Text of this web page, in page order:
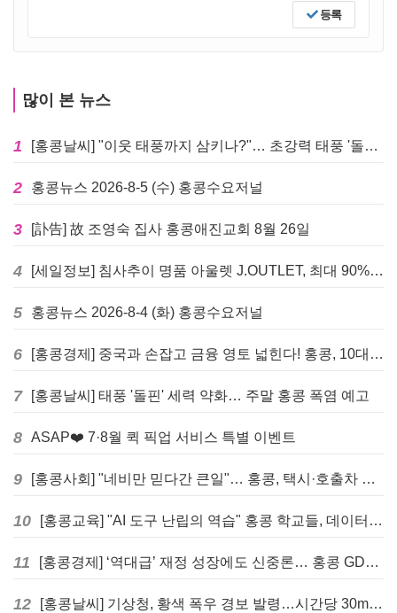
등록
많이 본 뉴스
1 [홍콩날씨] "이웃 태풍까지 삼키나?"… 초강력 태풍 '돌핀' 세력 재확장
2 홍콩뉴스 2026-8-5 (수) 홍콩수요저널
3 [訃告] 故 조영숙 집사 홍콩애진교회 8월 26일
4 [세일정보] 침사추이 명품 아울렛 J.OUTLET, 최대 90% 빅 세일 진행
5 홍콩뉴스 2026-8-4 (화) 홍콩수요저널
6 [홍콩경제] 중국과 손잡고 금융 영토 넓힌다! 홍콩, 10대 신규 정책 발표
7 [홍콩날씨] 태풍 '돌핀' 세력 약화… 주말 홍콩 폭염 예고
8 ASAP❤️ 7·8월 퀵 픽업 서비스 특별 이벤트
9 [홍콩사회] "네비만 믿다간 큰일"… 홍콩, 택시·호출차 통합 시험 도입하며 규제 본격화
10 [홍콩교육] "AI 도구 난립의 역습" 홍콩 학교들, 데이터 고립에 교육 효과 평가 비상
11 [홍콩경제] ‘역대급’ 재정 성장에도 신중론… 홍콩 GDP 전망 상향 속 “지정학적 리스크 경계”
12 [홍콩날씨] 기상청, 황색 폭우 경보 발령…시간당 30mm 이상 강우 예보